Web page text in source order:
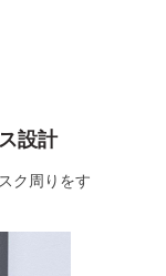
設計
ク周りをす